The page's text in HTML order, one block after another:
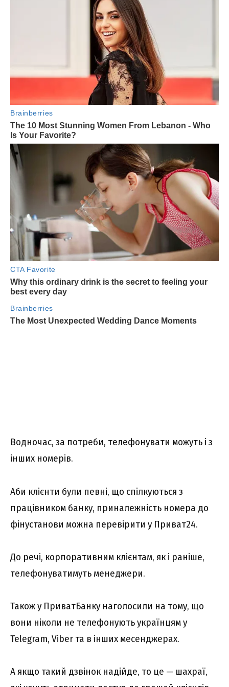
Водночас, за потреби, телефонувати можуть і з
інших номерів.
Аби клієнти були певні, що спілкуються з
працівником банку, приналежність номера до
фінустанови можна перевірити у Приват24.
До речі, корпоративним клієнтам, як і раніше,
телефонуватимуть менеджери.
Також у ПриватБанку наголосили на тому, що
вони ніколи не телефонують українцям у
Telegram, Viber та в інших месенджерах.
А якщо такий дзвінок надійде, то це — шахраї,